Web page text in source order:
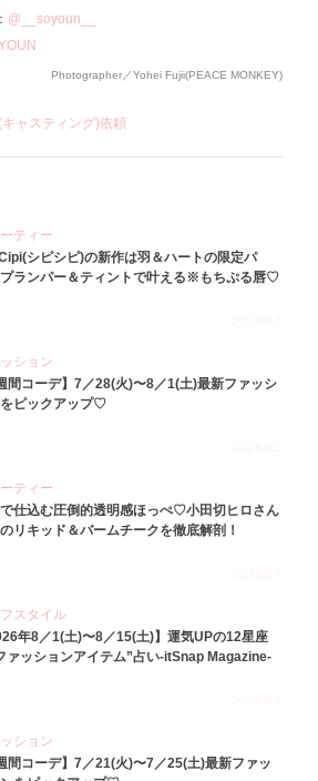
@__soyoun__
Photographer／Yohei Fujii(PEACE MONKEY)
ャスティング)依頼
ティー
シピシピ)の新作は羽＆ハートの限定パ
ランパー＆ティントで叶える※もちぷる唇♡
ション
間コーデ】7／28(火)〜8／1(土)最新ファッシ
をピックアップ♡
ティー
仕込む圧倒的透明感ほっぺ♡小田切ヒロさん
リキッド＆バームチークを徹底解剖！
スタイル
年8／1(土)〜8／15(土)】運気UPの12星座
ァッションアイテム”占い-itSnap Magazine-
ション
間コーデ】7／21(火)〜7／25(土)最新ファッ